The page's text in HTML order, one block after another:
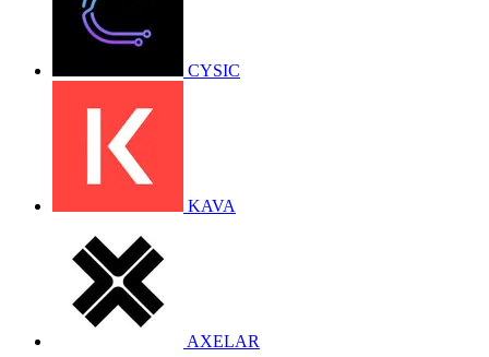
CYSIC
KAVA
AXELAR